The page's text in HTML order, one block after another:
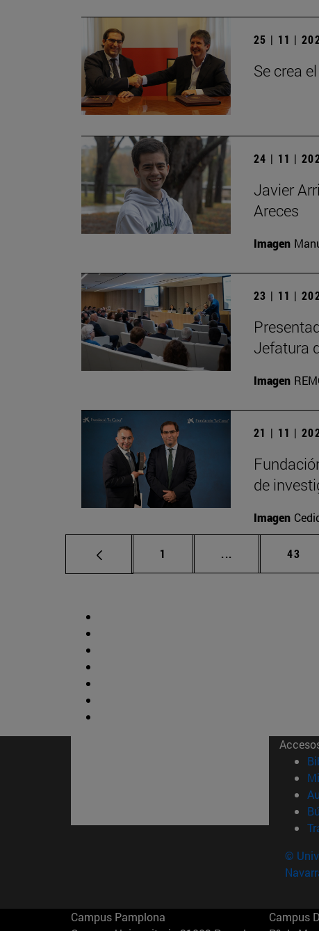
25 | 11 |
Se crea
24 | 11 |
Javier
Areces
Imagen
23 | 11 |
Jefatura
Imagen
21 | 11 |
de
Imagen
Página
1 ... Páginas Página
43
©
Campus Pamplona
Campus